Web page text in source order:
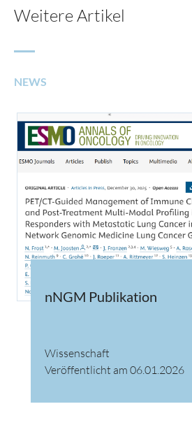
Weitere Artikel
NEWS
nNGM Publikation
Wissenschaft
Veröffentlicht am 06.01.2026